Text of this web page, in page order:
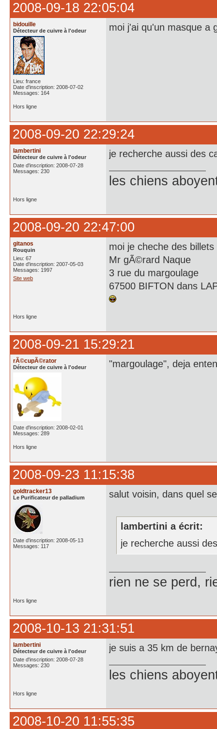
2008-09-18 22:05:04
bidouille
Détecteur de cuivre à l'odeur
Lieu: france
Date d'inscription: 2008-07-02
Messages: 164
moi j'ai qu'un masque a
Hors ligne
2008-09-20 22:29:24
lambertini
Détecteur de cuivre à l'odeur
Date d'inscription: 2008-07-28
Messages: 230
je recherche aussi des
les chiens
Hors ligne
2008-09-20 22:47:00
gitanos
Rouquin
Lieu: 67
Date d'inscription: 2007-05-03
Messages: 1997
Site web
moi je cheche des
Mr gÃ©rard Naque
3 rue du margoulage
67500 BIFTON dans
Hors ligne
2008-09-21 15:29:21
rÃ©cupÃ©rator
Détecteur de cuivre à l'odeur
Date d'inscription: 2008-02-01
Messages: 289
"margoulage", deja
Hors ligne
2008-09-23 11:15:38
goldtracker13
Le Purificateur de palladium
Date d'inscription: 2008-05-13
Messages: 117
salut voisin, dans quel
lambertini a écrit:
je recherche aussi
rien ne se perd,
Hors ligne
2008-10-13 21:31:51
lambertini
Détecteur de cuivre à l'odeur
Date d'inscription: 2008-07-28
Messages: 230
je suis a 35 km de
les chiens
Hors ligne
2008-10-20 11:55:35